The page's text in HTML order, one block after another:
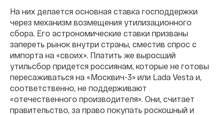
На них делается основная ставка господдержки
через механизм возмещения утилизационного
сбора. Его астрономические ставки призваны
запереть рынок внутри страны, сместив спрос с
импорта на «своих». Платить же выросший
утильсбор придется россиянам, которые не готовы
пересаживаться на «Москвич-3» или Lada Vesta и,
соответственно, не поддерживают
«отечественного производителя». Они, считает
правительство, за право покупать роскошный и